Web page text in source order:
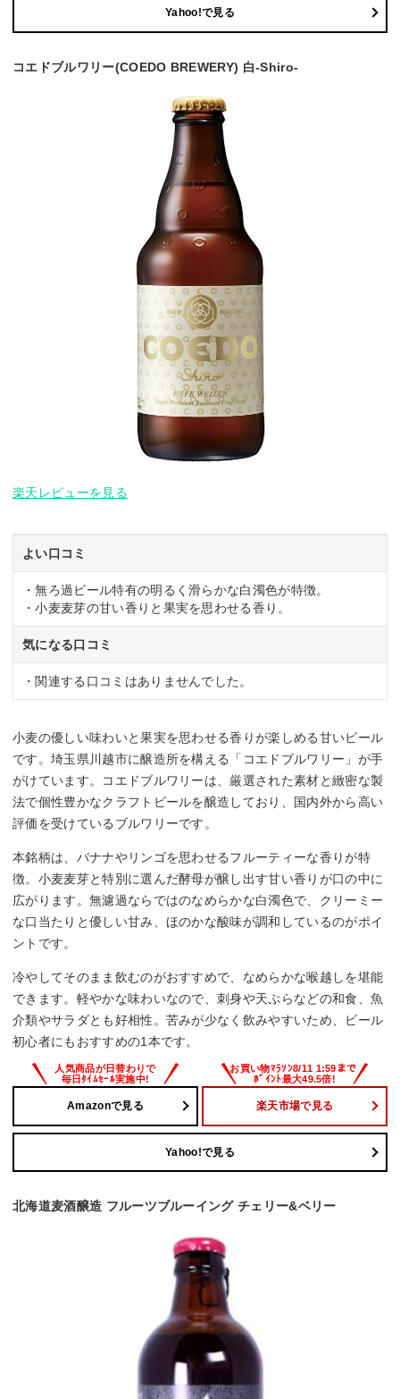
Yahoo!で見る
コエドブルワリー(COEDO BREWERY) 白-Shiro-
楽天レビューを見る
よい口コミ
・無ろ過ビール特有の明るく滑らかな白濁色が特徴。
・小麦麦芽の甘い香りと果実を思わせる香り。
気になる口コミ
・関連する口コミはありませんでした。
小麦の優しい味わいと果実を思わせる香りが楽しめる甘いビール
です。埼玉県川越市に醸造所を構える「コエドブルワリー」が手
がけています。コエドブルワリーは、厳選された素材と緻密な製
法で個性豊かなクラフトビールを醸造しており、国内外から高い
評価を受けているブルワリーです。
本銘柄は、バナナやリンゴを思わせるフルーティーな香りが特
徴。小麦麦芽と特別に選んだ酵母が醸し出す甘い香りが口の中に
広がります。無濾過ならではのなめらかな白濁色で、クリーミー
な口当たりと優しい甘み、ほのかな酸味が調和しているのがポイ
ントです。
冷やしてそのまま飲むのがおすすめで、なめらかな喉越しを堪能
できます。軽やかな味わいなので、刺身や天ぷらなどの和食、魚
介類やサラダとも好相性。苦みが少なく飲みやすいため、ビール
初心者にもおすすめの1本です。
Amazonで見る 楽天市場で見る
Yahoo!で見る
北海道麦酒醸造 フルーツブルーイング チェリー&ベリー